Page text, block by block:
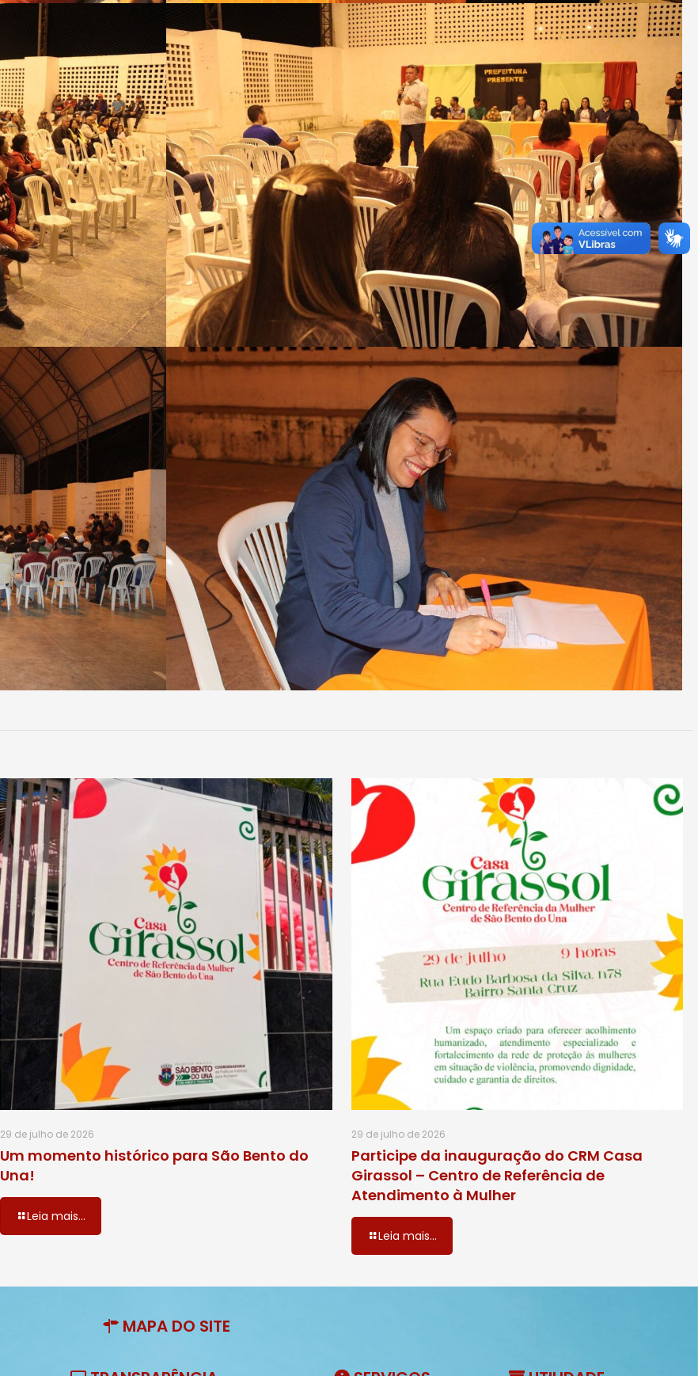
29 de julho de 2026
Um momento histórico para São Bento do
Una!
Leia mais...
29 de julho de 2026
Participe da inauguração do CRM Casa
Girassol – Centro de Referência de
Atendimento à Mulher
Leia mais...
MAPA DO SITE